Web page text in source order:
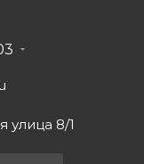
улица 8/1